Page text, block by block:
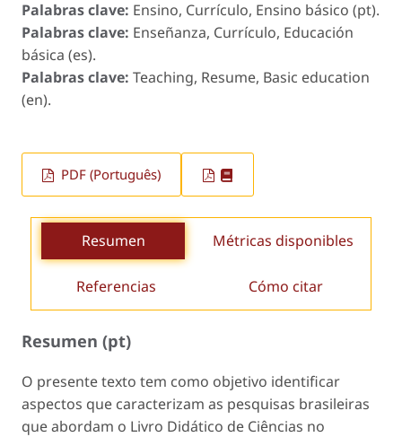
Palabras clave: Ensino, Currículo, Ensino básico (pt).
Palabras clave: Enseñanza, Currículo, Educación
básica (es).
Palabras clave: Teaching, Resume, Basic education
(en).
PDF (Português)
Resumen Métricas disponibles
Referencias Cómo citar
Resumen (pt)
O presente texto tem como objetivo identificar
aspectos que caracterizam as pesquisas brasileiras
que abordam o Livro Didático de Ciências no